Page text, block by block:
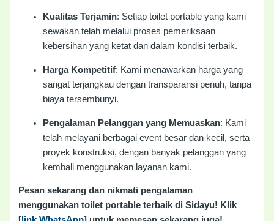
Kualitas Terjamin: Setiap toilet portable yang kami
sewakan telah melalui proses pemeriksaan
kebersihan yang ketat dan dalam kondisi terbaik.
Harga Kompetitif: Kami menawarkan harga yang
sangat terjangkau dengan transparansi penuh, tanpa
biaya tersembunyi.
Pengalaman Pelanggan yang Memuaskan: Kami
telah melayani berbagai event besar dan kecil, serta
proyek konstruksi, dengan banyak pelanggan yang
kembali menggunakan layanan kami.
Pesan sekarang dan nikmati pengalaman
menggunakan toilet portable terbaik di Sidayu! Klik